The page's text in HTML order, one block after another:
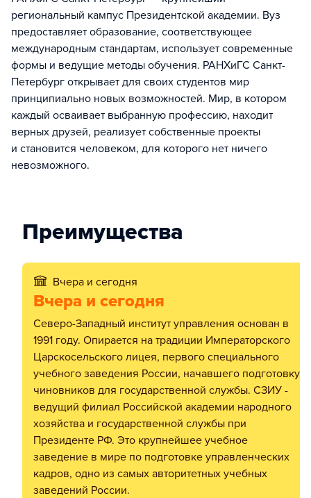
региональный кампус Президентской академии. Вуз
предоставляет образование, соответствующее
международным стандартам, использует современные
формы и ведущие методы обучения. РАНХиГС Санкт-
Петербург открывает для своих студентов мир
принципиально новых возможностей. Мир, в котором
каждый осваивает выбранную профессию, находит
верных друзей, реализует собственные проекты
и становится человеком, для которого нет ничего
невозможного.
Преимущества
Вчера и сегодня
Вчера и сегодня
Северо-Западный институт управления основан в
1991 году. Опирается на традиции Императорского
Царскосельского лицея, первого специального
учебного заведения России, начавшего подготовку
чиновников для государственной службы. СЗИУ -
ведущий филиал Российской академии народного
хозяйства и государственной службы при
Президенте РФ. Это крупнейшее учебное
заведение в мире по подготовке управленческих
кадров, одно из самых авторитетных учебных
заведений России.